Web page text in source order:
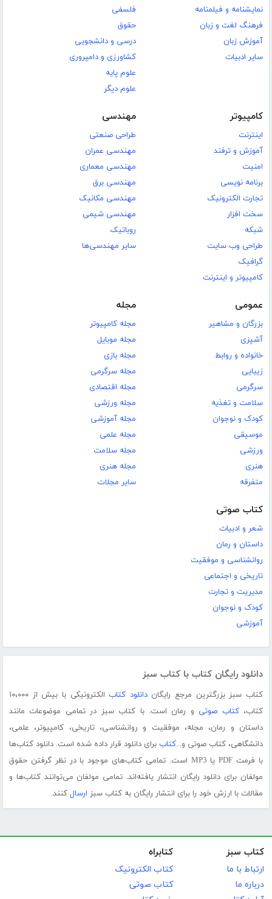
نمایشنامه و فیلمنامه
فرهنگ لغت و زبان
آموزش زبان
سایر ادبیات
فلسفی
حقوق
درسی و دانشجویی
کشاورزی و دامپروری
علوم پایه
علوم دیگر
کامپیوتر
اینترنت
آموزش و ترفند
امنیت
برنامه نویسی
تجارت الکترونیک
سخت افزار
شبکه
طراحی وب سایت
گرافیک
کامپیوتر و اینترنت
مهندسی
طراحی صنعتی
مهندسی عمران
مهندسی معماری
مهندسی برق
مهندسی مکانیک
مهندسی شیمی
روباتیک
سایر مهندسی‌ها
عمومی
بزرگان و مشاهیر
آشپزی
خانواده و روابط
زیبایی
سرگرمی
سلامت و تغذیه
کودک و نوجوان
موسیقی
ورزشی
هنری
متفرقه
مجله
مجله کامپیوتر
مجله موبایل
مجله بازی
مجله سرگرمی
مجله اقتصادی
مجله ورزشی
مجله آموزشی
مجله علمی
مجله سلامت
مجله هنری
سایر مجلات
کتاب صوتی
شعر و ادبیات
داستان و رمان
روانشناسی و موفقیت
تاریخی و اجتماعی
مدیریت و تجارت
کودک و نوجوان
آموزشی
دانلود رایگان کتاب با کتاب سبز
کتاب سبز بزرگترین مرجع رایگاندانلود کتاب
الکترونیکی با بیش از ۱۰،۰۰۰
کتاب،کتاب صوتی و رمان است. با کتاب سبز در تمامی موضوعات مانند
داستان و رمان، مجله، موفقیت و روانشناسی، تاریخی، کامپیوتر، علمی،
دانشگاهی، کتاب صوتی و...کتاب برای دانلود قرار داده شده است. دانلود کتاب‌ها
با فرمت PDF یا MP3 است. تمامی کتاب‌های موجود با در نظر گرفتن حقوق
مولفان برای دانلود رایگان انتشار یافته‌اند. تمامی مولفان می‌توانند کتاب‌ها و
مقالات با ارزش خود را برای انتشار رایگان به کتاب سبز ارسال کنند.
کتاب سبز
ارتباط با ما
درباره ما
کتابراه
کتاب الکترونیک
کتاب صوتی